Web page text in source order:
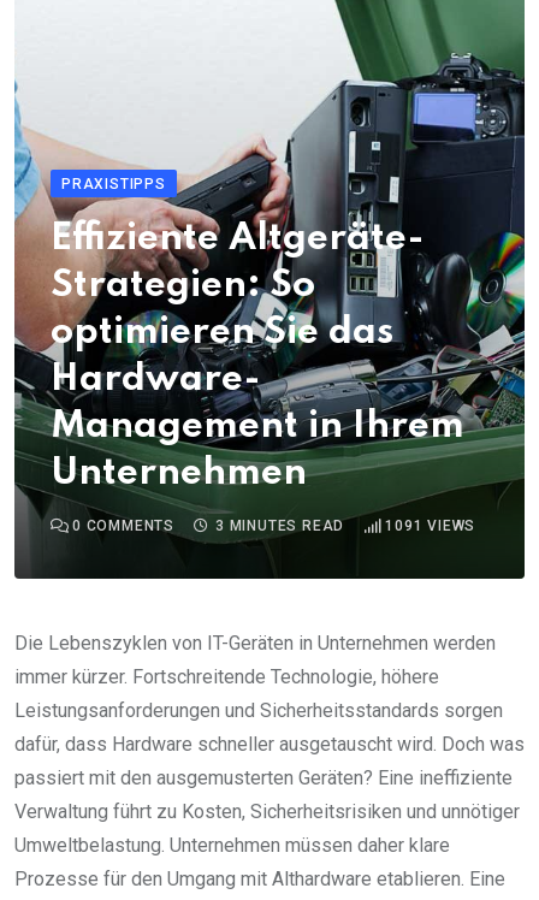
PRAXISTIPPS
Effiziente Altgeräte-
Strategien: So
optimieren Sie das
Hardware-
Management in Ihrem
Unternehmen
0 COMMENTS 3 MINUTES READ 1091 VIEWS
Die Lebenszyklen von IT-Geräten in Unternehmen werden
immer kürzer. Fortschreitende Technologie, höhere
Leistungsanforderungen und Sicherheitsstandards sorgen
dafür, dass Hardware schneller ausgetauscht wird. Doch was
passiert mit den ausgemusterten Geräten? Eine ineffiziente
Verwaltung führt zu Kosten, Sicherheitsrisiken und unnötiger
Umweltbelastung. Unternehmen müssen daher klare
Prozesse für den Umgang mit Althardware etablieren. Eine